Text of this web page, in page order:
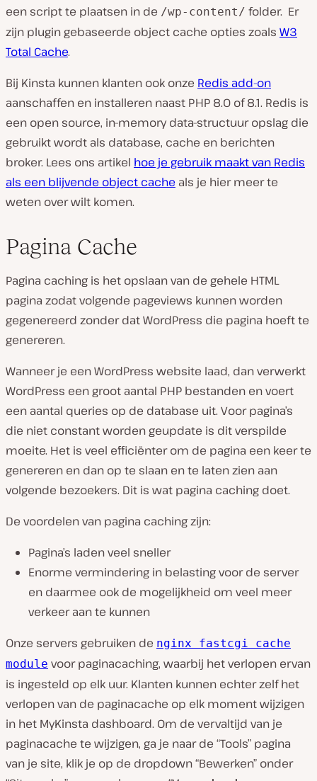
een script te plaatsen in de /wp-content/ folder. Er
zijn plugin gebaseerde object cache opties zoals W3
Total Cache.
Bij Kinsta kunnen klanten ook onze Redis add-on
aanschaffen en installeren naast PHP 8.0 of 8.1. Redis is
een open source, in-memory data-structuur opslag die
gebruikt wordt als database, cache en berichten
broker. Lees ons artikel hoe je gebruik maakt van Redis
als een blijvende object cache als je hier meer te
weten over wilt komen.
Pagina Cache
Pagina caching is het opslaan van de gehele HTML
pagina zodat volgende pageviews kunnen worden
gegenereerd zonder dat WordPress die pagina hoeft te
genereren.
Wanneer je een WordPress website laad, dan verwerkt
WordPress een groot aantal PHP bestanden en voert
een aantal queries op de database uit. Voor pagina’s
die niet constant worden geupdate is dit verspilde
moeite. Het is veel efficiënter om de pagina een keer te
genereren en dan op te slaan en te laten zien aan
volgende bezoekers. Dit is wat pagina caching doet.
De voordelen van pagina caching zijn:
Pagina’s laden veel sneller
Enorme vermindering in belasting voor de server
en daarmee ook de mogelijkheid om veel meer
verkeer aan te kunnen
Onze servers gebruiken de nginx fastcgi cache
module voor paginacaching, waarbij het verlopen ervan
is ingesteld op elk uur. Klanten kunnen echter zelf het
verlopen van de paginacache op elk moment wijzigen
in het MyKinsta dashboard. Om de vervaltijd van je
paginacache te wijzigen, ga je naar de “Tools” pagina
van je site, klik je op de dropdown “Bewerken” onder